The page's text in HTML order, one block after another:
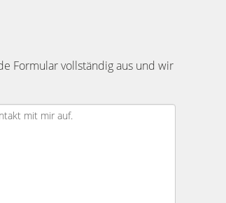
Formular vollständig aus und wir